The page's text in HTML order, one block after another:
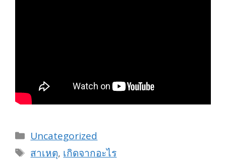
Categories
Uncategorized
Tags
สาเหตุ, เกิดจากอะไร